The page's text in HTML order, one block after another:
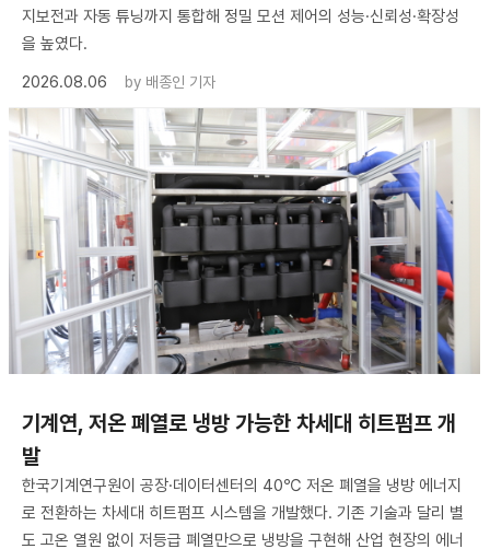
지보전과 자동 튜닝까지 통합해 정밀 모션 제어의 성능·신뢰성·확장성
을 높였다.
2026.08.06
by 배종인 기자
기계연, 저온 폐열로 냉방 가능한 차세대 히트펌프 개
발
한국기계연구원이 공장·데이터센터의 40℃ 저온 폐열을 냉방 에너지
로 전환하는 차세대 히트펌프 시스템을 개발했다. 기존 기술과 달리 별
도 고온 열원 없이 저등급 폐열만으로 냉방을 구현해 산업 현장의 에너